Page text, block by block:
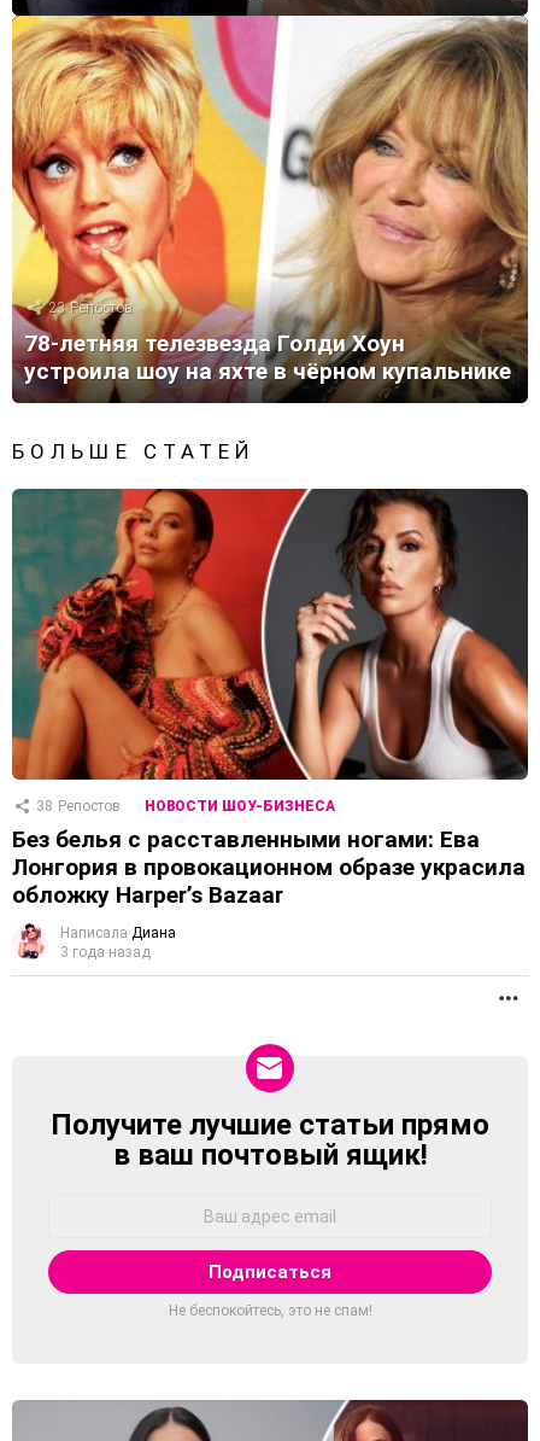
23 Репостов
78-летняя телезвезда Голди Хоун
устроила шоу на яхте в чёрном купальнике
БОЛЬШЕ СТАТЕЙ
38 Репостов НОВОСТИ ШОУ-БИЗНЕСА
Без белья с расставленными ногами: Ева
Лонгория в провокационном образе украсила
обложку Harper’s Bazaar
Написала Диана
3 года назад
NEWSLETTER
Получите лучшие статьи прямо
в ваш почтовый ящик!
Не беспокойтесь, это не спам!